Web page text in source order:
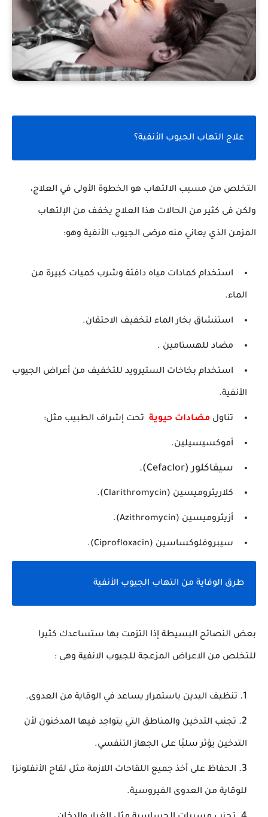
علاج التهاب الجيوب الأنفية؟
التخلص من مسبب الالتهاب هو الخطوة الأولى في العلاج،
ولكن فى كثير من الحالات هذا العلاج يخفف من الإلتهاب
المزمن الذي يعاني منه مرضى الجيوب الأنفية وهو:
استخدام كمادات مياه دافئة وشرب كميات كبيرة من
الماء.
استنشاق بخار الماء لتخفيف الاحتقان.
مضاد للهستامين .
استخدام بخاخات الستيرويد للتخفيف من أعراض الجيوب
الأنفية.
تناول مضادات حيوية تحت إشراف الطبيب مثل:
أموكسيسيلين.
سيفاكلور (Cefaclor).
كلاريثروميسين (Clarithromycin).
أزيثروميسين (Azithromycin).
سيبروفلوكساسين (Ciprofloxacin).
طرق الوقاية من التهاب الجيوب الأنفية
بعض النصائح البسيطة إذا التزمت بها ستساعدك كثيرا
للتخلص من الاعراض المزعجة للجيوب الانفية وهى :
تنظيف اليدين باستمرار يساعد في الوقاية من العدوى.
تجنب التدخين والمناطق التي يتواجد فيها المدخنون لأن
التدخين يؤثر سلبًا على الجهاز التنفسي.
الحفاظ على أخذ جميع اللقاحات اللازمة مثل لقاح الأنفلونزا
للوقاية من العدوى الفيروسية.